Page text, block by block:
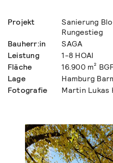
Projekt
Sanierung
Rungestieg
Bauherr:in
SAGA
Leistung
1-8 HOAI
Fläche
16.900 m²
Lage
Hamburg
Fotografie
Martin Lukas